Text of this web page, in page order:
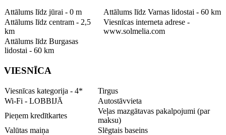
Attālums līdz jūrai - 0 m
Attālums līdz Varnas lidostai - 60 km
Attālums līdz centram - 2,5
km
Viesnīcas interneta adrese -
www.solmelia.com
Attālums līdz Burgasas
lidostai - 60 km
VIESNĪCA
Viesnīcas kategorija - 4*
Tirgus
Wi-Fi - LOBBIJĀ
Autostāvvieta
Pieņem kredītkartes
Veļas mazgātavas pakalpojumi (par
maksu)
Valūtas maiņa
Slēgtais baseins